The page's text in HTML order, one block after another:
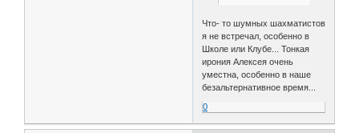
Что- то шумных шахматистов
я не встречал, особенно в
Школе или Клубе... Тонкая
ирония Алексея очень
уместна, особенно в наше
безальтернативное время...
0